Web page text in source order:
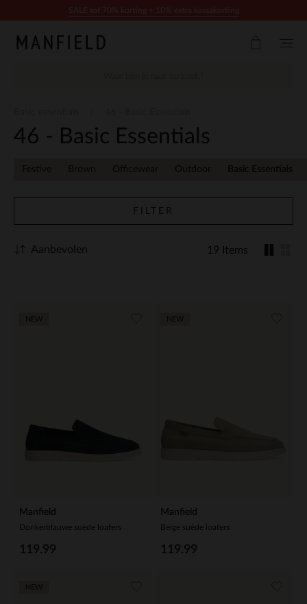
46 - Basic Essentials
Festive Brown Officewear Outdoor Basic Essentials
FILTER
19 Items
Aanbevolen
Manfield
Donkerblauwe suède loafers
119.99
Manfield
Beige suède loafers
119.99